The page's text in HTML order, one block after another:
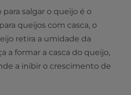
salgar o queijo é o
queijos com casca, o
retira a umidade da
a formar a casca do queijo,
a inibir o crescimento de